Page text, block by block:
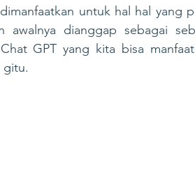
untuk hal hal yang
awalnya dianggap sebagai
GPT yang kita bisa
gitu.